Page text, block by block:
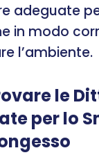
adeguate
in modo
l’ambiente.
le
per lo